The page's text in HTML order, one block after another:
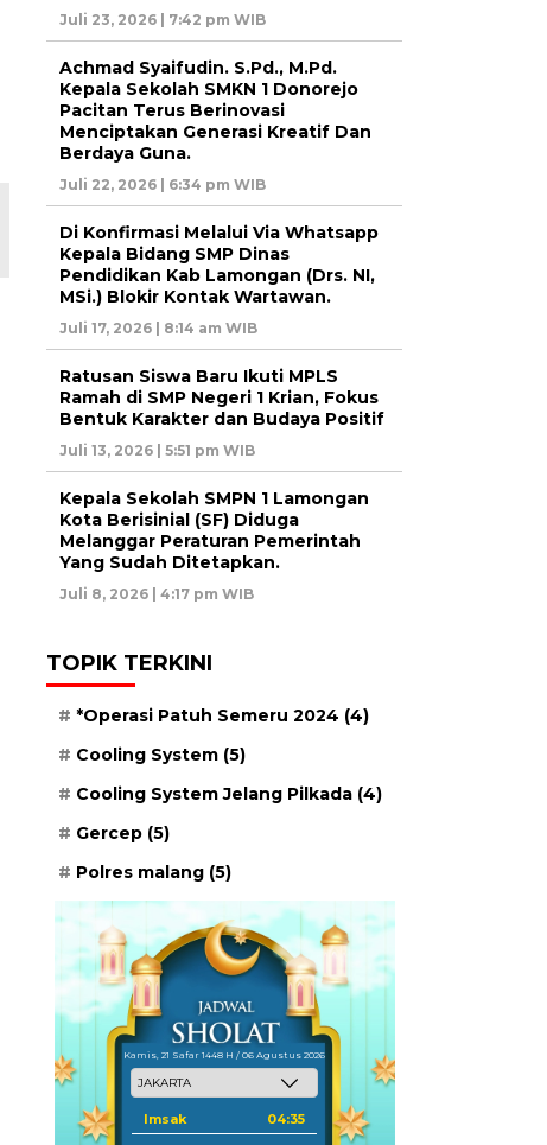
Juli 23, 2026 | 7:42 pm WIB
Achmad Syaifudin. S.Pd., M.Pd.
Kepala Sekolah SMKN 1 Donorejo
Pacitan Terus Berinovasi
Menciptakan Generasi Kreatif Dan
Berdaya Guna.
Juli 22, 2026 | 6:34 pm WIB
Di Konfirmasi Melalui Via Whatsapp
Kepala Bidang SMP Dinas
Pendidikan Kab Lamongan (Drs. NI,
MSi.) Blokir Kontak Wartawan.
Juli 17, 2026 | 8:14 am WIB
Ratusan Siswa Baru Ikuti MPLS
Ramah di SMP Negeri 1 Krian, Fokus
Bentuk Karakter dan Budaya Positif
Juli 13, 2026 | 5:51 pm WIB
Kepala Sekolah SMPN 1 Lamongan
Kota Berisinial (SF) Diduga
Melanggar Peraturan Pemerintah
Yang Sudah Ditetapkan.
Juli 8, 2026 | 4:17 pm WIB
TOPIK TERKINI
*Operasi Patuh Semeru 2024 (4)
Cooling System (5)
Cooling System Jelang Pilkada (4)
Gercep (5)
Polres malang (5)
Kamis, 21 Safar 1448 H / 06 Agustus 2026
Imsak 04:35